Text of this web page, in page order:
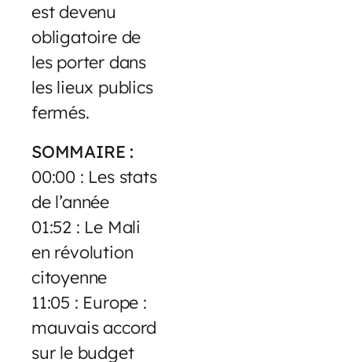
est devenu
obligatoire de
les porter dans
les lieux publics
fermés.
SOMMAIRE :
00:00 : Les stats
de l’année
01:52 : Le Mali
en révolution
citoyenne
11:05 : Europe :
mauvais accord
sur le budget